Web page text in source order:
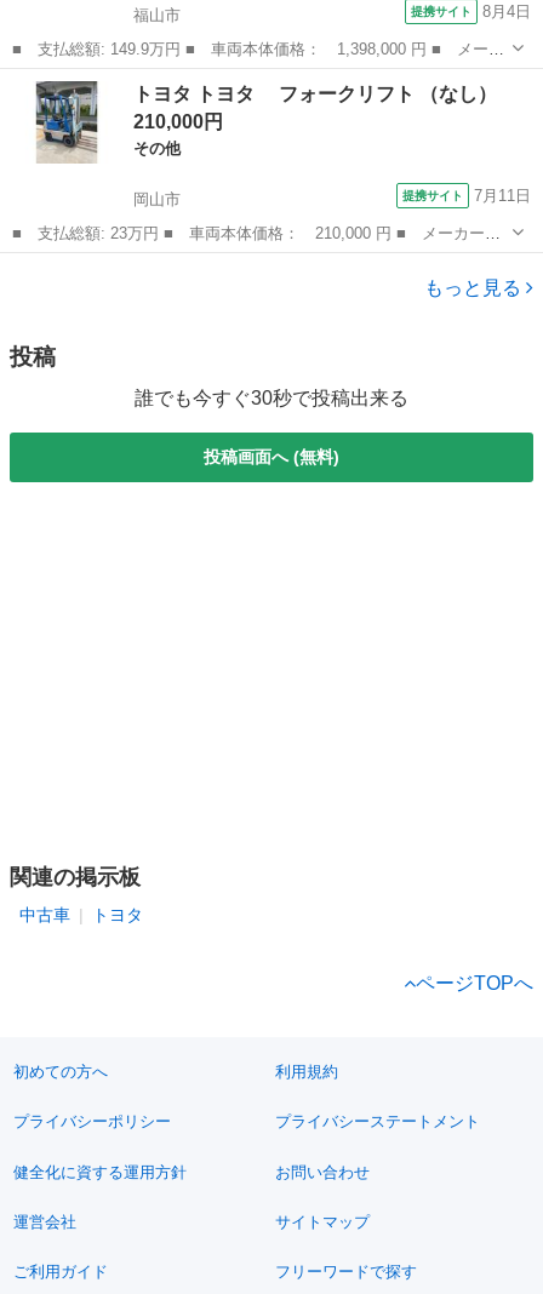
福山市
提携サイト 8月4日
■ 支払総額: 149.9万円 ■ 車両本体価格： 1,398,000 円 ■ メーカ
ー名： トヨタ ■ 車種名： ヤリス ■ グレード名： ハイブリッ
ドＸ ドライブレコーダー バックカメラ ナビ クリアランスソナ
ー オー...
広島 福山市 トヨタ
トヨタ トヨタ フォークリフト （なし）
210,000円
その他
岡山市 提携サイト 7月11日
■ 支払総額: 23万円 ■ 車両本体価格： 210,000 円 ■ メーカー
名： トヨタ ■ 車種名： トヨタ ■ グレード名： フォークリ
フト ■ 排気量： 800cc ■ ドア枚数： 0 ■ ミッション： MT ■...
もっと見る
投稿
誰でも今すぐ30秒で投稿出来る
投稿画面へ (無料)
関連の掲示板
中古車 トヨタ
ページTOPへ
初めての方へ 利用規約
プライバシーポリシー プライバシーステートメント
健全化に資する運用方針 お問い合わせ
運営会社 サイトマップ
ご利用ガイド フリーワードで探す